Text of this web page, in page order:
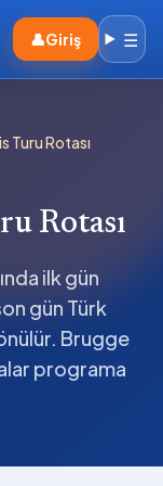
👤Giriş ☰
Turu Rotası
Rotası
ilk gün
gün Türk
Brugge
programa